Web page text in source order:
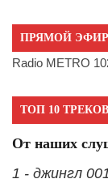
ПРЯМОЙ
Radio METRO
ТОП 10 ТРЕКОВ
От наших
1 - джингл